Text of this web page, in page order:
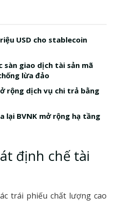
USD cho stablecoin
sàn giao dịch tài sản mã
lừa đảo
rộng dịch vụ chi trả bằng
lại BVNK mở rộng hạ tầng
định chế tài
trái phiếu chất lượng cao